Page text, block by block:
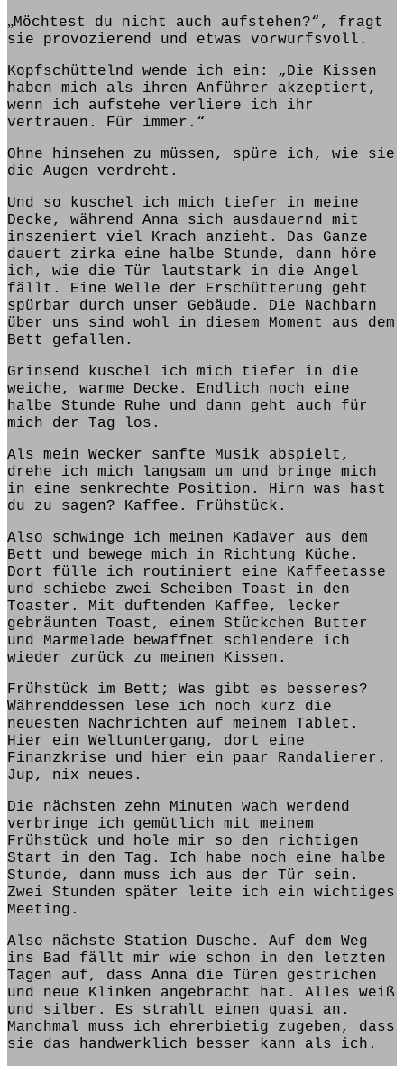
„Möchtest du nicht auch aufstehen?“, fragt
sie provozierend und etwas vorwurfsvoll.
Kopfschüttelnd wende ich ein : „Die Kissen
haben mich als ihren Anführer akzeptiert,
wenn ich aufstehe verliere ich ihr
vertrauen. Für immer.“
Ohne hinsehen zu müssen, spüre ich, wie sie
die Augen verdreht.
Und so kuschel ich mich tiefer in meine
Decke, während Anna sich ausdauernd mit
inszeniert viel Krach anzieht. Das Ganze
dauert zirka eine halbe Stunde, dann höre
ich, wie die Tür lautstark in die Angel
fällt. Eine Welle der Erschütterung geht
spürbar durch unser Gebäude. Die Nachbarn
über uns sind wohl in diesem Moment aus dem
Bett gefallen.
Grinsend kuschel ich mich tiefer in die
weiche, warme Decke. Endlich noch eine
halbe Stunde Ruhe und dann geht
auch für
mich der Tag los.
Als mein Wecker sanfte Musik abspielt,
drehe ich mich langsam um und bringe mich
in eine senkrechte Position. Hirn was hast
du zu sagen? Kaffee. Frühstück.
Also schwinge ich meinen Kadaver aus dem
Bett und bewege mich in Richtung Küche.
Dort fülle ich routiniert eine Kaffeetasse
und schiebe zwei Scheiben Toast in den
Toaster. Mit duftenden Kaffee, lecker
gebräunten Toast, einem Stückchen Butter
und Marmelade bewaffnet schlendere ich
wieder zurück zu meinen Kissen.
Frühstück im Bett; Was gibt es besseres?
Währenddessen
lese ich noch kurz die
neuesten Nachrichten auf meinem Tablet.
Hier ein Weltuntergang, dort eine
Finanzkrise und hier ein paar Randalierer.
Jup, nix neues.
Die nächsten zehn Minuten wach werdend
verbringe ich gemütlich mit meinem
Frühstück und hole mir so den richtigen
Start
in den Tag. Ich habe noch eine halbe
Stunde, dann muss ich aus der Tür sein.
Zwei Stunden später
leite ich ein wichtiges
Meeting.
Also nächste Station Dusche. Auf dem Weg
ins Bad fällt mir wie schon in den letzten
Tagen auf, dass Anna die Türen gestrichen
und neue Klinken angebracht hat. Alles weiß
und silber. Es strahlt einen quasi an.
Manchmal muss ich ehrerbietig zugeben, dass
sie das handwerklich besser kann als ich.